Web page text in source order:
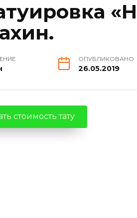
ОПУБЛИКОВАНО
26.05.2019
стоимость тату